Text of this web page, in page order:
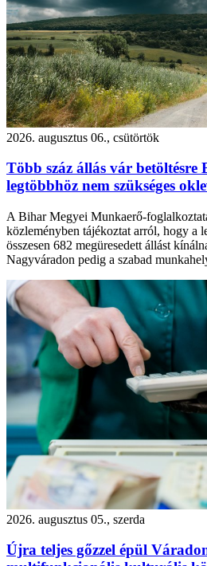
2026. augusztus 06., csütörtök
Több száz állás vár betöltésre
legtöbbhöz nem szükséges
A Bihar Megyei Munkaerő-
közleményben tájékoztat arról, hogy a
összesen 682 megüresedett állást
Nagyváradon pedig a szabad
2026. augusztus 05., szerda
Újra teljes gőzzel épül